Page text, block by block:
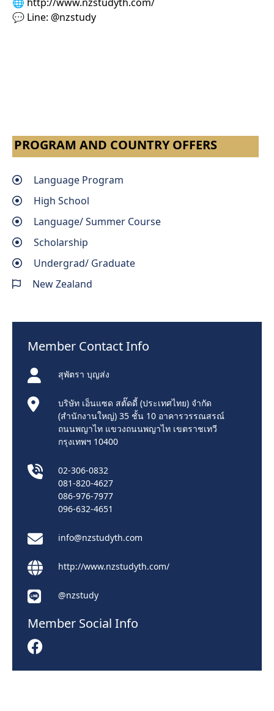
💬 Line: @nzstudy
PROGRAM AND COUNTRY OFFERS
Language Program
High School
Language/ Summer Course
Scholarship
Undergrad/ Graduate
New Zealand
Member Contact Info
สุพัตรา บุญส่ง
บริษัท เอ็นแซด สตั๊ดดี้ (ประเทศไทย) จำกัด
(สำนักงานใหญ่) 35 ชั้น 10 อาคารวรรณสรณ์
ถนนพญาไท แขวงถนนพญาไท เขตราชเทวี
กรุงเทพฯ 10400
02-306-0832
081-820-4627
086-976-7977
096-632-4651
info@nzstudyth.com
http://www.nzstudyth.com/
@nzstudy
Member Social Info